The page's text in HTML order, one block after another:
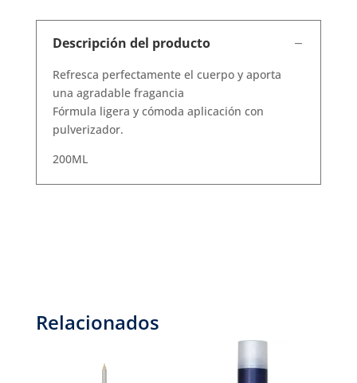
Descripción del producto
Refresca perfectamente el cuerpo y aporta
una agradable fragancia
Fórmula ligera y cómoda aplicación con
pulverizador.
200ML
Relacionados